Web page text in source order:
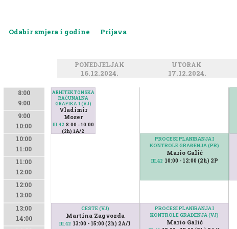
Odabir smjera i godine Prijava
PONEDJELJAK
16.12.2024.
UTORAK
17.12.2024.
8:00
9:00
9:00
10:00
10:00
11:00
11:00
12:00
12:00
13:00
13:00
14:00
CESTE (VJ)
Martina Zagvozda
III.42 13:00 - 15:00 (2h) 2A/1
ARHITEKTONSKA
RAČUNALNA
GRAFIKA 1 (VJ)
Vladimir
Moser
III.42 8:00 - 10:00
(2h) 1A/2
PROCESI PLANIRANJA I
KONTROLE GRAĐENJA (PR)
Mario Galić
III.42 10:00 - 12:00 (2h) 2P
PROCESI PLANIRANJA I
KONTROLE GRAĐENJA (VJ)
Mario Galić